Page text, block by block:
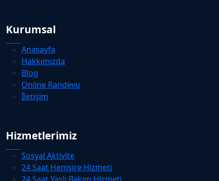
Kurumsal
Anasayfa
Hakkımızda
Blog
Online Randevu
İletişim
Hizmetlerimiz
Sosyal Aktivite
24 Saat Hemşire Hizmeti